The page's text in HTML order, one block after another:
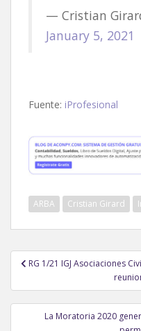
— Cristian
January 5, 2021
Fuente: iProfesional
ARBA Cristian Girard
Navegación
entradas
RG 1/21 IGJ Asociaciones
La Moratoria 2020